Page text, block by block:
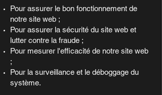
Pour assurer le bon fonctionnement de
notre site web ;
Pour assurer la sécurité du site web et
lutter contre la fraude ;
Pour mesurer l'efficacité de notre site web
;
Pour la surveillance et le déboggage du
système.